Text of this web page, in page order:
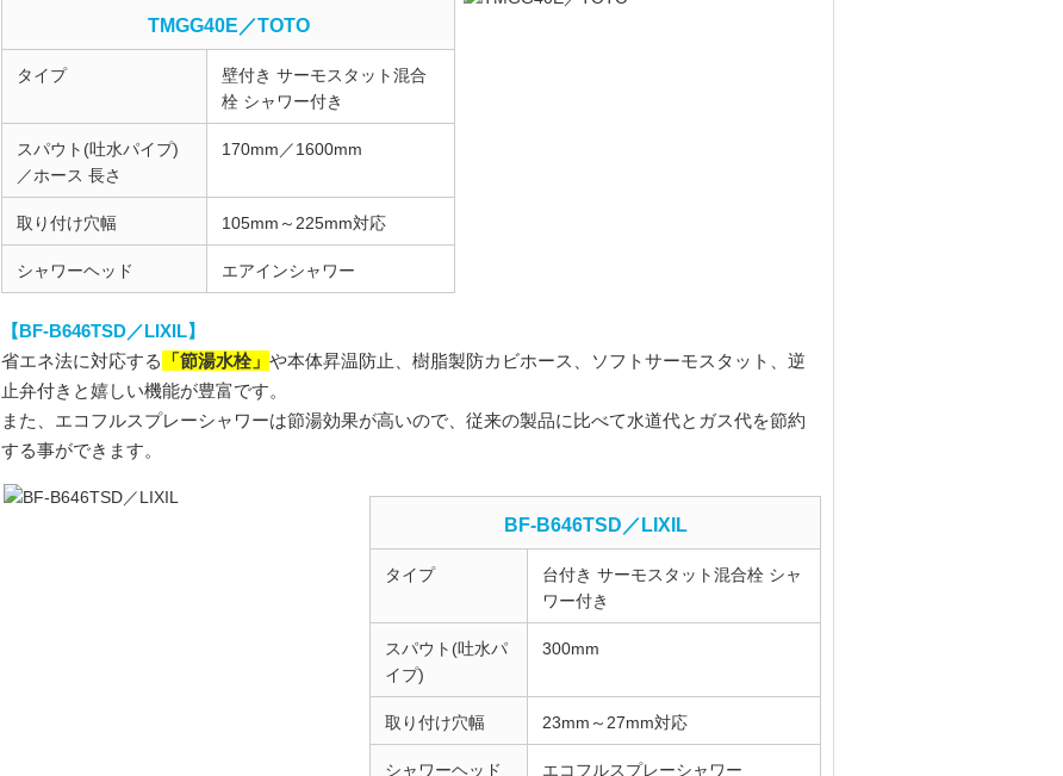
TMGG40E／TOTO
タイプ
壁付き サーモスタット混合
栓 シャワー付き
スパウト(吐水パイプ)
／ホース 長さ
170mm／1600mm
取り付け穴幅 105mm～225mm対応
シャワーヘッド エアインシャワー
【BF-B646TSD／LIXIL】
省エネ法に対応する 「節湯水栓」 や本体昇温防止、樹脂製防カビホース、ソフトサーモスタット、逆
止弁付きと嬉しい機能が豊富です。
また、エコフルスプレーシャワーは節湯効果が高いので、従来の製品に比べて水道代とガス代を節約
する事ができます。
BF-B646TSD／LIXIL
タイプ
台付き サーモスタット混合栓 シャ
ワー付き
スパウト(吐水パ
イプ)
300mm
取り付け穴幅 23mm～27mm対応
シャワーヘッド エコフルスプレーシャワー